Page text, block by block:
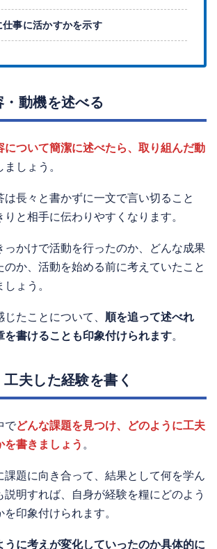
仕事に活かすかを示す
動機を述べる
について簡潔に述べたら、取り組んだ動
ましょう。
は長々と書かずに一文で言い切ること
と相手に伝わりやすくなります。
っかけで活動を行ったのか、どんな成果
のか、活動を始める前に考えていたこと
ょう。
たことについて、 順を追って述べれ
を書けることも印象付けられます。
夫した経験を書く
でどんな課題を見つけ、どのように工夫
を書きましょう 。
課題に向き合って、結果として何を学ん
説明すれば、自身が経験を糧にどのよう
印象付けられます。
うに考えが変化していったのか具体的に